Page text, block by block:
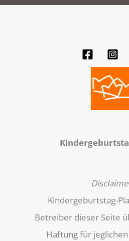
Kindergeburtstag-
Betreiber dieser Seite
Haftung für